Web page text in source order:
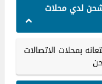
لدي محلات
بمحلات الاتصالات